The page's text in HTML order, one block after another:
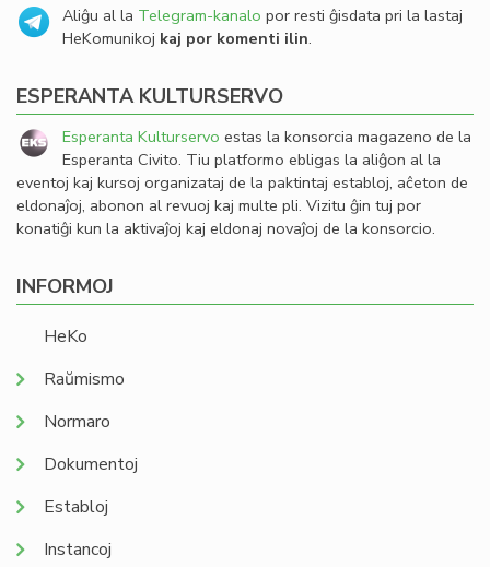
Aliĝu al la Telegram-kanalo por resti ĝisdata pri la lastaj
HeKomunikoj kaj por komenti ilin.
ESPERANTA KULTURSERVO
Esperanta Kulturservo estas la konsorcia magazeno de la
Esperanta Civito. Tiu platformo ebligas la aliĝon al la
eventoj kaj kursoj organizataj de la paktintaj establoj, aĉeton de
eldonaĵoj, abonon al revuoj kaj multe pli. Vizitu ĝin tuj por
konatiĝi kun la aktivaĵoj kaj eldonaj novaĵoj de la konsorcio.
INFORMOJ
HeKo
Raŭmismo
Normaro
Dokumentoj
Establoj
Instancoj